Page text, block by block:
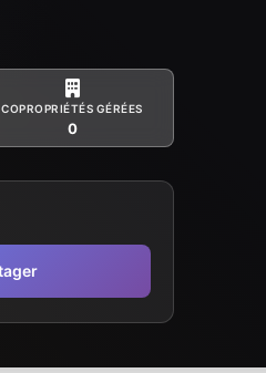
COPROPRIÉTÉS GÉRÉES
0